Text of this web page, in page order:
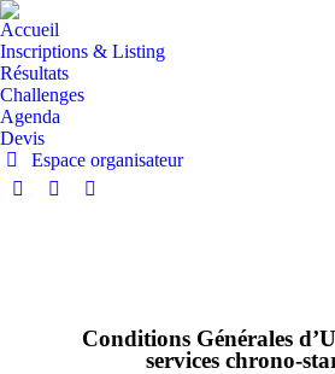
Accueil
Inscriptions & Listing
Résultats
Challenges
Agenda
Devis
Espace organisateur
Conditions Générales
services chrono-